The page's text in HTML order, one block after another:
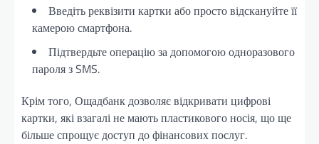
Введіть реквізити картки або просто відскануйте її
камерою смартфона.
Підтвердьте операцію за допомогою одноразового
пароля з SMS.
Крім того, Ощадбанк дозволяє відкривати цифрові
картки, які взагалі не мають пластикового носія, що ще
більше спрощує доступ до фінансових послуг.